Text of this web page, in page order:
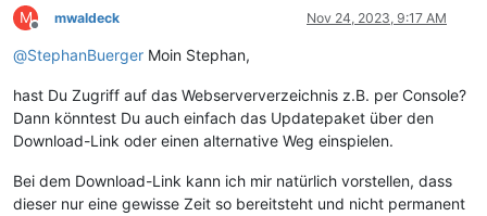
M
Offline
mwaldeck Nov 24, 2023, 9:17 AM
@StephanBuerger Moin Stephan,
hast Du Zugriff auf das Webserververzeichnis z.B. per Console?
Dann könntest Du auch einfach das Updatepaket über den
Download-Link oder einen alternative Weg einspielen.
Bei dem Download-Link kann ich mir natürlich vorstellen, dass
dieser nur eine gewisse Zeit so bereitsteht und nicht permanent